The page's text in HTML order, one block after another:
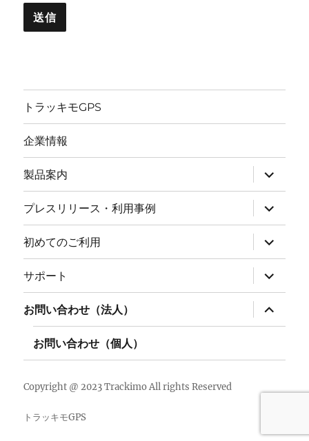
トラッキモGPS
企業情報
製品案内
サ
ブ
メ
ニ
ュ
ー
を
展
開
プレスリリース・利用事例
サ
ブ
メ
ニ
ュ
ー
を
展
開
初めてのご利用
サ
ブ
メ
ニ
ュ
ー
を
展
開
サポート
サ
ブ
メ
ニ
ュ
ー
開
お問い合わせ（法人）
サ
ブ
メ
ー
開
お問い合わせ（個人）
Copyright @ 2023 Trackimo All rights Reserved
トラッキモGPS